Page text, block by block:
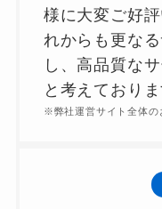
様に大変ご好
れからも更な
し、高品質な
と考えておりま
※弊社運営サイト全体の